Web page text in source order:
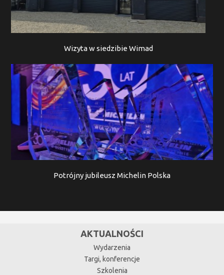
Wizyta w siedzibie Wimad
Potrójny jubileusz Michelin Polska
AKTUALNOŚCI
Wydarzenia
Targi, konferencje
Szkolenia